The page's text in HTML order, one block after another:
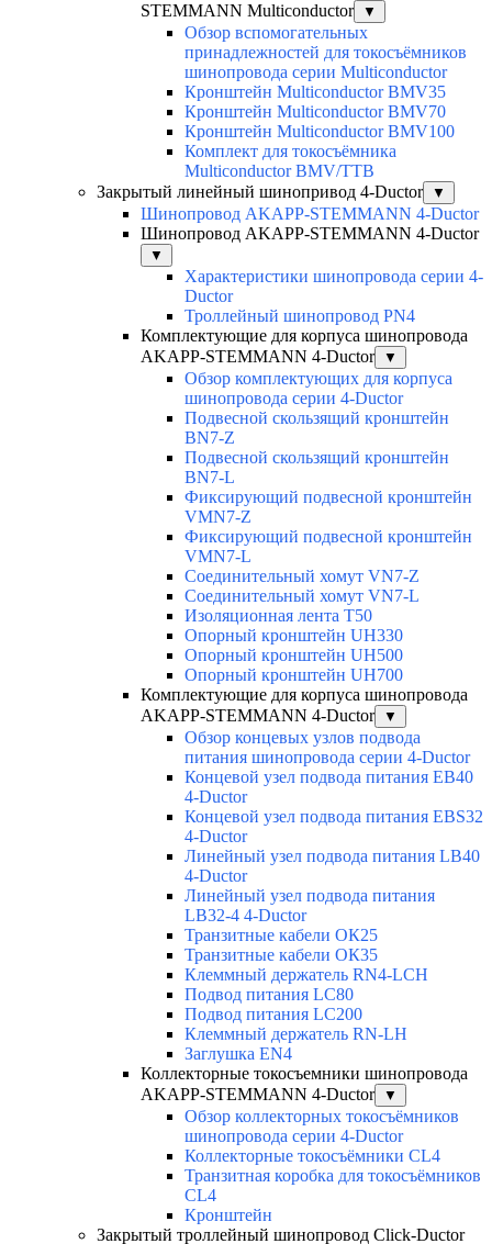
STEMMANN Multiconductor
▼
Обзор вспомогательных
принадлежностей для токосъёмников
шинопровода серии Multiconductor
Кронштейн Multiconductor BMV35
Кронштейн Multiconductor BMV70
Кронштейн Multiconductor BMV100
Комплект для токосъёмника
Multiconductor BMV/TTB
Закрытый линейный шинопривод 4-Ductor
▼
Шинопровод AKAPP-STEMMANN 4-Ductor
Шинопровод AKAPP-STEMMANN 4-Ductor
▼
Характеристики шинопровода серии 4-
Ductor
Троллейный шинопровод PN4
Комплектующие для корпуса шинопровода
AKAPP-STEMMANN 4-Ductor
▼
Обзор комплектующих для корпуса
шинопровода серии 4-Ductor
Подвесной скользящий кронштейн
BN7-Z
Подвесной скользящий кронштейн
BN7-L
Фиксирующий подвесной кронштейн
VMN7-Z
Фиксирующий подвесной кронштейн
VMN7-L
Соединительный хомут VN7-Z
Соединительный хомут VN7-L
Изоляционная лента T50
Опорный кронштейн UH330
Опорный кронштейн UH500
Опорный кронштейн UH700
Комплектующие для корпуса шинопровода
AKAPP-STEMMANN 4-Ductor
▼
Обзор концевых узлов подвода
питания шинопровода серии 4-Ductor
Концевой узел подвода питания EB40
4-Ductor
Концевой узел подвода питания EBS32
4-Ductor
Линейный узел подвода питания LB40
4-Ductor
Линейный узел подвода питания
LB32-4 4-Ductor
Транзитные кабели ОК25
Транзитные кабели ОК35
Клеммный держатель RN4-LCH
Подвод питания LC80
Подвод питания LC200
Клеммный держатель RN-LH
Заглушка EN4
Коллекторные токосъемники шинопровода
AKAPP-STEMMANN 4-Ductor
▼
Обзор коллекторных токосъёмников
шинопровода серии 4-Ductor
Коллекторные токосъёмники CL4
Транзитная коробка для токосъёмников
CL4
Кронштейн
Закрытый троллейный шинопровод Click-Ductor